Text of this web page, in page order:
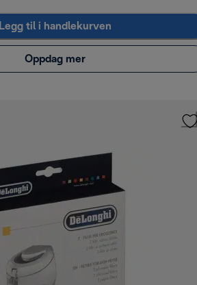
Legg til i handlekurven
Oppdag mer